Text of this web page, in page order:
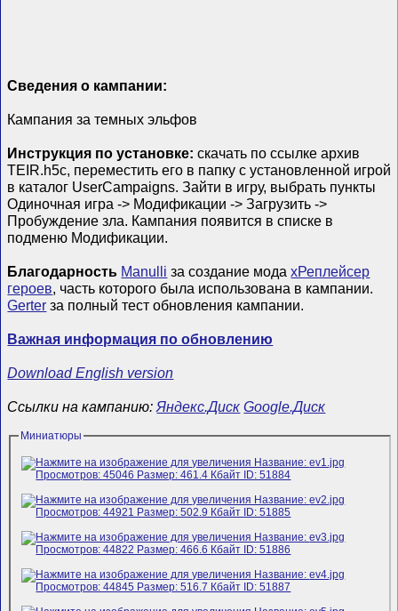
Сведения о кампании:
Кампания за темных эльфов
Инструкция по установке: скачать по ссылке архив
TEIR.h5c, переместить его в папку с установленной игрой
в каталог UserCampaigns. Зайти в игру, выбрать пункты
Одиночная игра -> Модификации -> Загрузить ->
Пробуждение зла. Кампания появится в списке в
подменю Модификации.
Благодарность Manulli за создание модаxРеплейсер
героев, часть которого была использована в кампании.
Gerter за полный тест обновления кампании.
Важная информация по обновлению
Download English version
Ссылки на кампанию:Яндекс.Диск Google.Диск
Миниатюры